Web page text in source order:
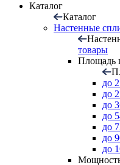
Каталог
Каталог
Настенные
товары
Площадь
до
до
до
до
до
до
до